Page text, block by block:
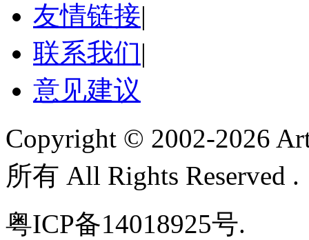
友情链接|
联系我们|
意见建议
Copyright © 2002-2026
所有 All Rights Reserved
粤ICP备14018925号.